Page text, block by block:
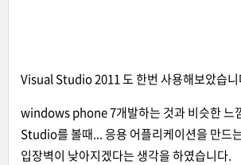
Visual Studio 2011 도 한번 사용해보았습니
windows phone 7개발하는 것과 비슷한 느
Studio를 볼때... 응용 어플리케이션을 만드
입장벽이 낮아지겠다는 생각을 하였습니다.